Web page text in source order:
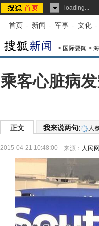
loading...
首页 - 新闻 - 军事 - 文化 -
> 国际要闻 >
乘客心脏病
正文 我来说两句( 人
2015-04-21 10:48:00 来源： 人民网